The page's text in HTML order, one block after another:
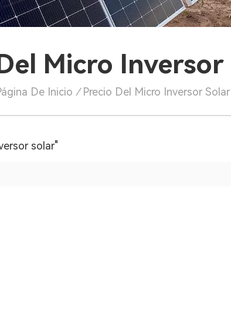
Micro
De Inicio / Precio Del Micro Inversor Solar
solar"